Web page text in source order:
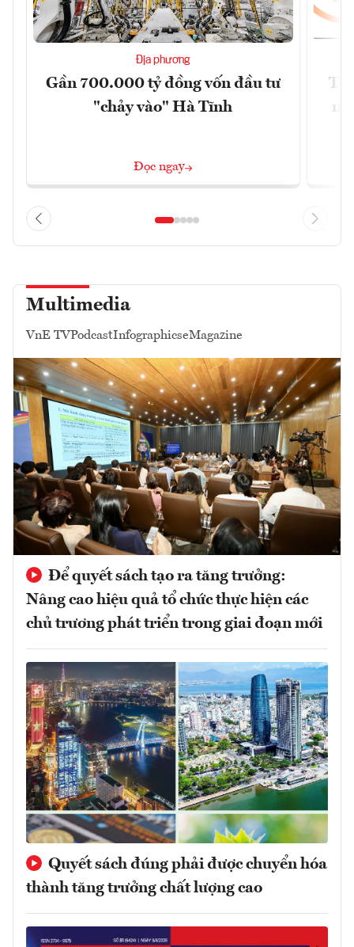
Địa phương
Gần 700.000 tỷ đồng vốn đầu tư
"chảy vào" Hà Tĩnh
Đọc ngay
Multimedia
VnE TVPodcastInfographicseMagazine
Để quyết sách tạo ra tăng trưởng:
Nâng cao hiệu quả tổ chức thực hiện các
chủ trương phát triển trong giai đoạn mới
Quyết sách đúng phải được chuyển hóa
thành tăng trưởng chất lượng cao